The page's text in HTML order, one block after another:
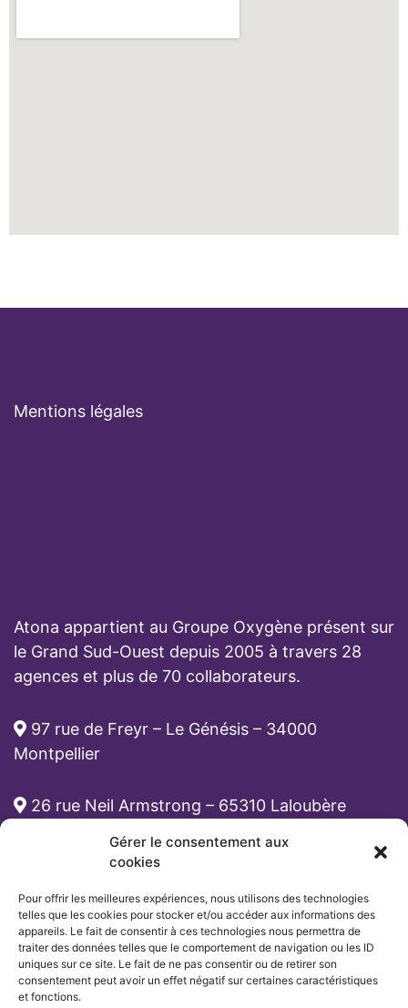
Gérer le consentement aux
cookies
Pour offrir les meilleures expériences, nous utilisons des technologies
telles que les cookies pour stocker et/ou accéder aux informations des
appareils. Le fait de consentir à ces technologies nous permettra de
traiter des données telles que le comportement de navigation ou les ID
uniques sur ce site. Le fait de ne pas consentir ou de retirer son
consentement peut avoir un effet négatif sur certaines caractéristiques
et fonctions.
Mentions légales
Atona appartient au Groupe Oxygène présent sur
le Grand Sud-Ouest depuis 2005 à travers 28
agences et plus de 70 collaborateurs.
97 rue de Freyr – Le Génésis – 34000
Montpellier
26 rue Neil Armstrong – 65310 Laloubère
cabinet-rh@atona.fr
05 33 89 39 62